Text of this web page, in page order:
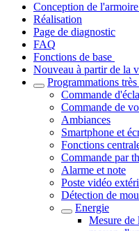
Conception de l'armoire
Réalisation
Page de diagnostic
FAQ
Fonctions de base
Nouveau à partir de la
Programmations
Commande
Commande de
Ambiances
Smartphone et
Fonctions
Commande par
Alarme et note
Poste vidéo
Détection de
Energie
Mesure de